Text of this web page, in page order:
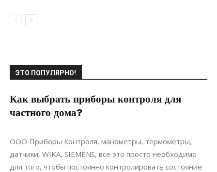
ЭТО ПОПУЛЯРНО!
Как выбрать приборы контроля для
частного дома?
05.04.2017
ООО Приборы Контроля, манометры, термометры,
датчики, WIKA, SIEMENS, все это просто необходимо
для того, чтобы постоянно контролировать состояние